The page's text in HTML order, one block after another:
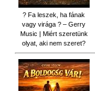
? Fa leszek, ha fának
vagy virága ? – Gerry
Music | Miért szeretünk
olyat, aki nem szeret?